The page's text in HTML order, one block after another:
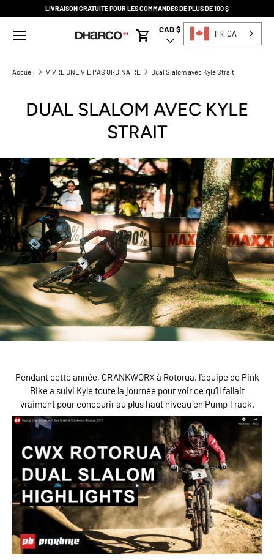
LIVRAISON GRATUITE POUR LES COMMANDES DE PLUS DE 100 $
Menu
Panier
Pays/Région
CAD $ FR-CA
Accueil VIVRE UNE VIE PAS ORDINAIRE Dual Slalom avec Kyle Strait
DUAL SLALOM AVEC KYLE
STRAIT
Pendant cette année, CRANKWORX à Rotorua, l’équipe de Pink
Bike a suivi Kyle toute la journée pour voir ce qu’il fallait
vraiment pour concourir au plus haut niveau en Pump Track.